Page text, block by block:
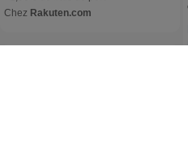
Chez Rakuten.com